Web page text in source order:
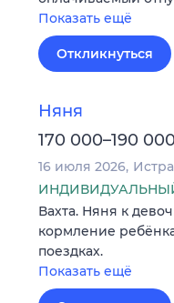
Показать ещё
Откликнуться
Няня
170 000–190
16 июля 2026 Истра
Вахта. Няня к
кормление
поездках.
Показать ещё